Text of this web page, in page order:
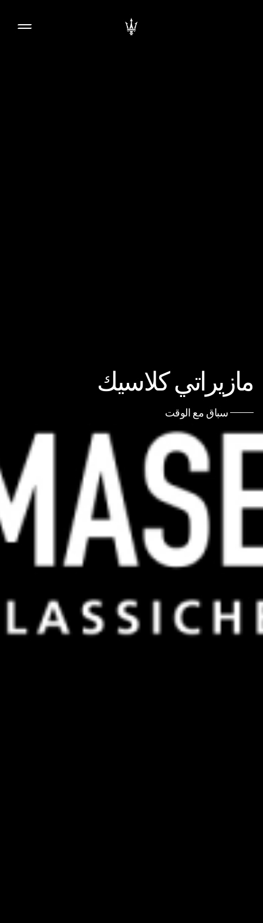
مازيراتي كلاسيك
سباق مع الوقت